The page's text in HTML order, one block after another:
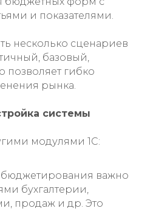
и показателями.
несколько сценариев
базовый,
позволяет гибко
рынка.
системы
модулями 1С:
важно
бухгалтерии,
продаж и др. Это